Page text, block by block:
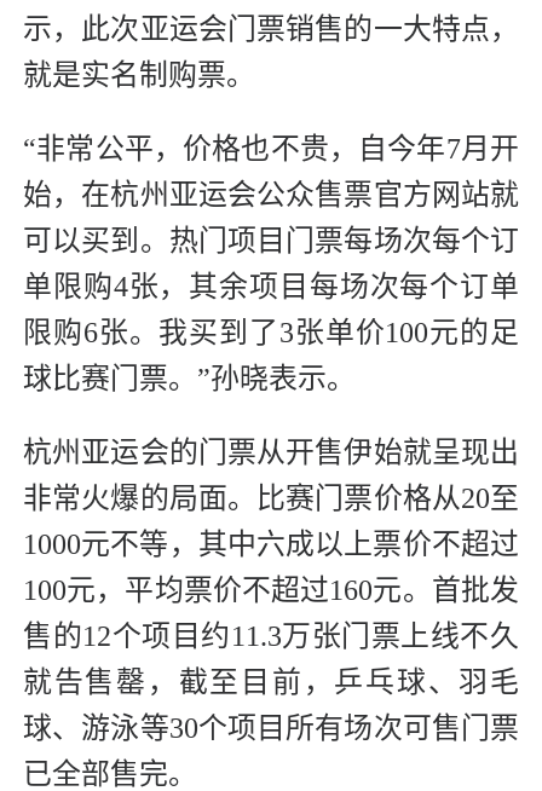
示，此次亚运会门票销售的一大特点，
就是实名制购票。
“非常公平，价格也不贵，自今年7月开
始，在杭州亚运会公众售票官方网站就
可以买到。热门项目门票每场次每个订
单限购4张，其余项目每场次每个订单
限购6张。我买到了3张单价100元的足
球比赛门票。”孙晓表示。
杭州亚运会的门票从开售伊始就呈现出
非常火爆的局面。比赛门票价格从20至
1000元不等，其中六成以上票价不超过
100元，平均票价不超过160元。首批发
售的12个项目约11.3万张门票上线不久
就告售罄，截至目前，乒乓球、羽毛
球、游泳等30个项目所有场次可售门票
已全部售完。